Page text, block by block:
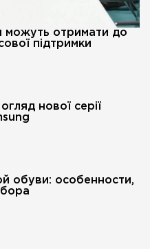
можуть отримати до
підтримки
нової серії
обуви: особенности,